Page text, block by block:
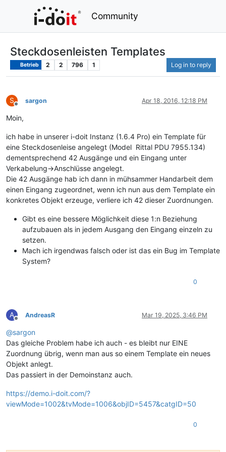
Community
Steckdosenleisten Templates
Betrieb 2 2 796 1 Log in to reply
S
Offline
sargon Apr 18, 2016, 12:18 PM
Moin,
ich habe in unserer i-doit Instanz (1.6.4 Pro) ein Template für
eine Steckdosenleise angelegt (Model Rittal PDU 7955.134)
dementsprechend 42 Ausgänge und ein Eingang unter
Verkabelung->Anschlüsse angelegt.
Die 42 Ausgänge hab ich dann in mühsammer Handarbeit dem
einen Eingang zugeordnet, wenn ich nun aus dem Template ein
konkretes Objekt erzeuge, verliere ich 42 dieser Zuordnungen.
Gibt es eine bessere Möglichkeit diese 1:n Beziehung
aufzubauen als in jedem Ausgang den Eingang einzeln zu
setzen.
Mach ich irgendwas falsch oder ist das ein Bug im Template
System?
0
A
Offline
AndreasR Mar 19, 2025, 3:46 PM
@sargon
Das gleiche Problem habe ich auch - es bleibt nur EINE
Zuordnung übrig, wenn man aus so einem Template ein neues
Objekt anlegt.
Das passiert in der Demoinstanz auch.
https://demo.i-doit.com/?
viewMode=1002&tvMode=1006&objID=5457&catgID=50
0